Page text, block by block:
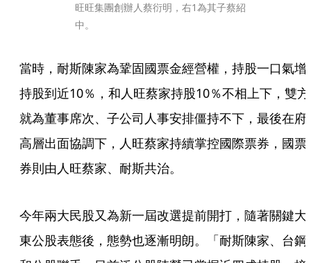
旺旺集團創辦人蔡衍明，右1為其子蔡紹
中。
當時，耐斯陳家為鞏固國票金經營權，持股一口氣增
持股到近10％，和人旺蔡家持股10％不相上下，雙方
就為董事席次、子公司人事安排僵持不下，最後在府
高層出面協調下，人旺蔡家持續掌控國際票券，國票
券則由人旺蔡家、耐斯共治。
今年兩大民股又為新一屆改選提前開打，隨著關鍵大
東公股表態後，態勢也逐漸明朗。「耐斯陳家、台鋼